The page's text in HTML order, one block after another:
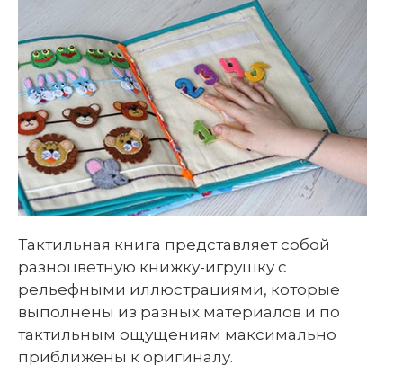
Тактильная книга представляет собой
разноцветную книжку-игрушку с
рельефными иллюстрациями, которые
выполнены из разных материалов и по
тактильным ощущениям максимально
приближены к оригиналу.